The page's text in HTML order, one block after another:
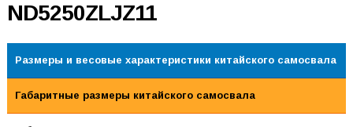
ND5250ZLJZ11
Размеры и весовые характеристики китайского самосвала
Габаритные размеры китайского самосвала